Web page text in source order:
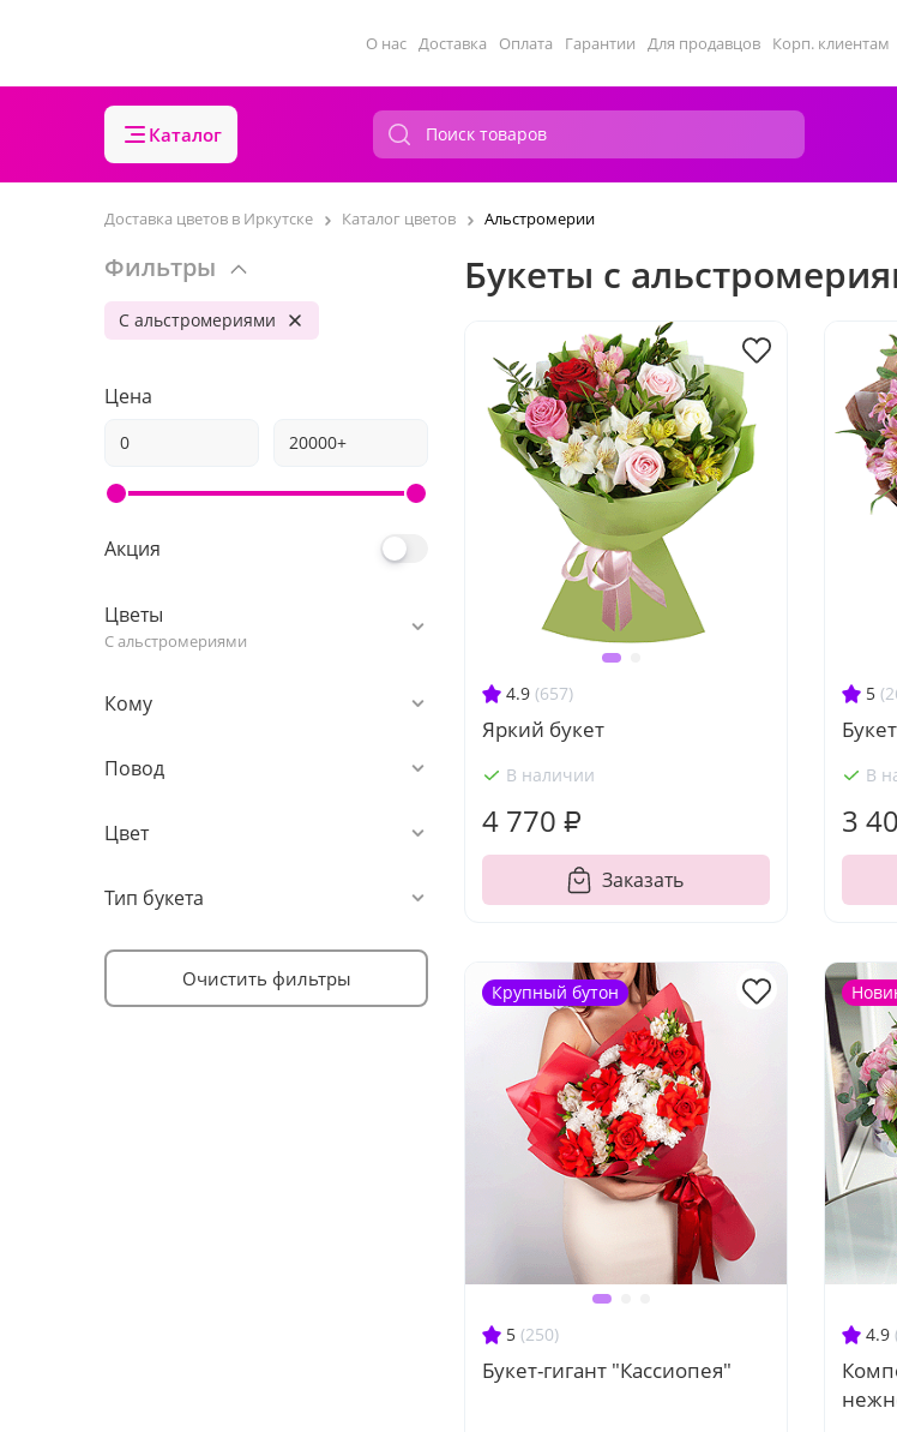
О нас Доставка Оплата Гарантии Для продавцов Корп. клиентам
Каталог
Доставка цветов в Иркутске Каталог цветов Альстромерии
Фильтры
С альстромериями
Цена
Акция
Цветы
С альстромериями
Кому
Повод
Цвет
Тип букета
Очистить фильтры
Букеты с
4.9 (657)
Яркий букет
В наличии
4 770 ₽
Заказать
5
В
3
5 (250)
Букет-гигант "Кассиопея"
Крупный бутон
4.9